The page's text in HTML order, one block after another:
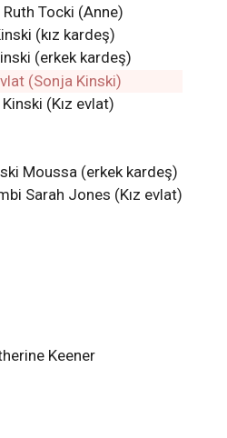
Tocki (Anne)
(kız kardeş)
(erkek kardeş)
(Kız evlat)
Moussa (erkek kardeş)
Sarah Jones (Kız evlat)
Keener